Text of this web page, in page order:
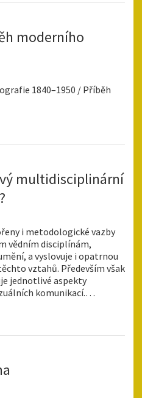
moderního
1840–1950 / Příběh
multidisciplinární
i metodologické vazby
vědním disciplínám,
a vyslovuje i opatrnou
vztahů. Především však
jednotlivé aspekty
komunikací.…